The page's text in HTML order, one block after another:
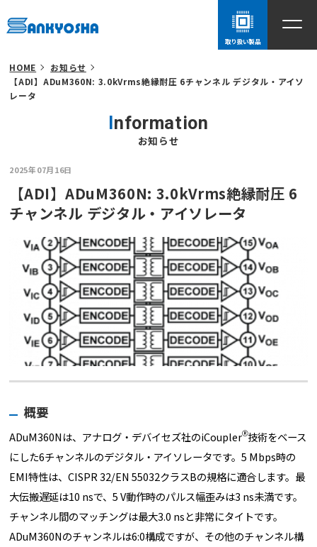
取り扱い製品
HOME
お知らせ
【ADI】ADuM360N: 3.0kVrms絶縁耐圧 6チャンネル デジタル・アイソ
レータ
Information
お知らせ
2025年07月16日
【ADI】ADuM360N: 3.0kVrms絶縁耐圧 6
チャンネル デジタル・アイソレータ
概要
ADuM360Nは、アナログ・デバイセズ社のiCouplerⓇ技術をベース
にした6チャンネルのデジタル・アイソレータです。5 Mbps時の
EMI特性は、CISPR 32/EN 55032クラスBの規格に適合します。最
大伝搬遅延は10 nsで、5 V動作時のパルス幅歪みは3 ns未満です。
チャンネル間のマッチングは最大3.0 nsと非常にタイトです。
ADuM360Nのチャンネルは6:0構成ですが、その他のチャンネル構